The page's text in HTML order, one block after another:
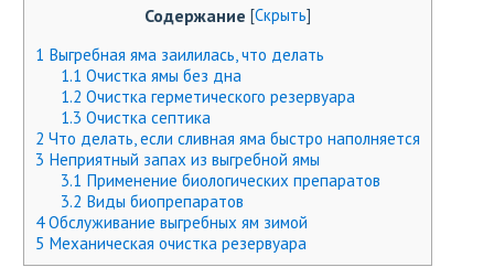
Содержание [Скрыть]
1 Выгребная яма заилилась, что делать
1.1 Очистка ямы без дна
1.2 Очистка герметического резервуара
1.3 Очистка септика
2 Что делать, если сливная яма быстро наполняется
3 Неприятный запах из выгребной ямы
3.1 Применение биологических препаратов
3.2 Виды биопрепаратов
4Обслуживание выгребных ям зимой
5 Механическая очистка резервуара